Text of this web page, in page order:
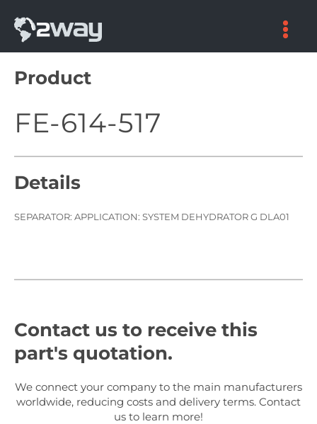
content
Product
FE-614-517
Details
SEPARATOR: APPLICATION: SYSTEM DEHYDRATOR G DLA01
Contact us to receive this
part's quotation.
We connect your company to the main manufacturers
worldwide, reducing costs and delivery terms. Contact
us to learn more!